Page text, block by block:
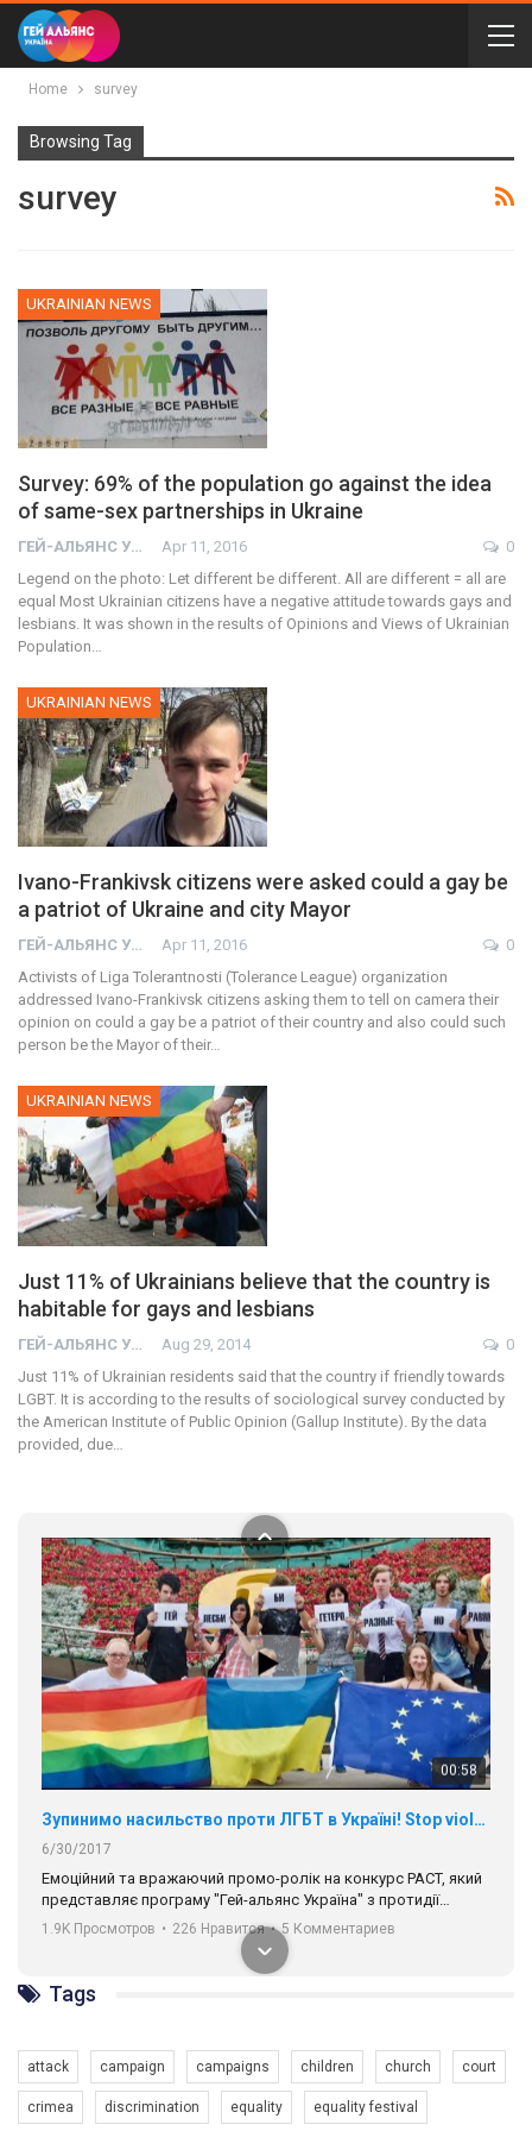
Home survey
Browsing Tag
survey
UKRAINIAN NEWS
Survey: 69% of the population go against the idea
of same-sex partnerships in Ukraine
ГЕЙ-АЛЬЯНС УКРАИНА Apr 11, 2016
0
Legend on the photo: Let different be different. All are different = all are
equal Most Ukrainian citizens have a negative attitude towards gays and
lesbians. It was shown in the results of Opinions and Views of Ukrainian
Population…
UKRAINIAN NEWS
Ivano-Frankivsk citizens were asked could a gay be
a patriot of Ukraine and city Mayor
ГЕЙ-АЛЬЯНС УКРАИНА Apr 11, 2016
0
Activists of Liga Tolerantnosti (Tolerance League) organization
addressed Ivano-Frankivsk citizens asking them to tell on camera their
opinion on could a gay be a patriot of their country and also could such
person be the Mayor of their…
UKRAINIAN NEWS
Just 11% of Ukrainians believe that the country is
habitable for gays and lesbians
ГЕЙ-АЛЬЯНС УКРАИНА Aug 29, 2014
0
Just 11% of Ukrainian residents said that the country if friendly towards
LGBT. It is according to the results of sociological survey conducted by
the American Institute of Public Opinion (Gallup Institute). By the data
provided, due…
5/17/2020
В цьому році, пандемія та COVІD-19 не дали нам можливості
провести вуличні акції. Наше відео-звернення про те, що
навіть коли ми у різних містах та не можемо зустрінеться, ми
ГАУ є в 16 областях України.
Разом наш голос лунає гучніше!
00:58
6/30/2017
Емоційний та вражаючий промо-ролік на конкурс PACT, який
представляє програму "Гей-альянс Україна" з протидії
насильству проти ЛГБТ в Україні.
Ми просимо вашої підтримки, щоб реалізувати нашу
програму з боротьби з насильством проти ЛГБТ в Україні.
відео.
Team of Gay Alliance Ukraine participates in a competition for the
best video, representing programme for the development of
1.9K Просмотров • 226 Нравится • 5 Комментариев
Tags
attack campaign campaigns children church court
crimea discrimination equality equality festival